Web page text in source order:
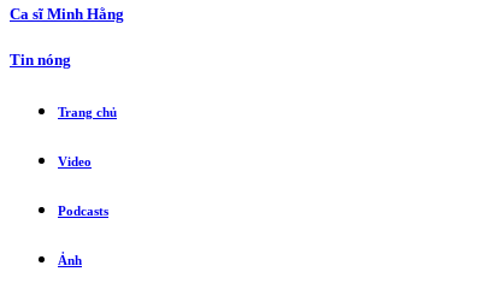
Ca sĩ Minh Hằng
Tin nóng
Trang chủ
Video
Podcasts
Ảnh